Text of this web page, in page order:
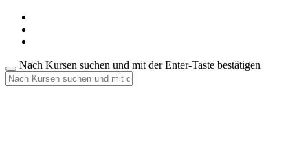
Nach Kursen suchen und mit der Enter-Taste bestätigen